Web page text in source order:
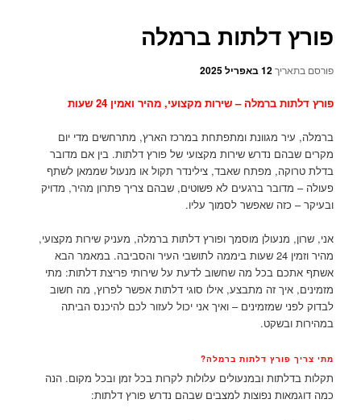
פורץ דלתות ברמלה
פורסם בתאריך12 באפריל 2025
פורץ דלתות ברמלה – שירות מקצועי, מהיר ואמין 24 שעות
ברמלה, עיר מגוונת ומתפתחת במרכז הארץ, מתרחשים מדי יום
מקרים שבהם נדרש שירות מקצועי של פורץ דלתות. בין אם מדובר
בדלת טרוקה, מפתח שאבד, צילינדר תקול או מנעול שממאן לשתף
פעולה – מדובר ברגעים לא פשוטים, שבהם צריך פתרון מהיר, מדויק
ובעיקר – כזה שאפשר לסמוך עליו.
אני, שרון, מנעולן מוסמך ופורץ דלתות ברמלה, מעניק שירות מקצועי,
מהיר וזמין 24 שעות ביממה לתושבי העיר והסביבה. במאמר הבא
אשתף אתכם בכל מה שחשוב לדעת על שירותי פריצת דלתות: מתי
מזמינים, איך זה מתבצע, אילו סוגי דלתות אפשר לפרוץ, מה חשוב
לבדוק לפני שמזמינים – ואיך אני יכול לעזור לכם להיכנס הביתה
במהירות ובשקט.
מתי צריך פורץ דלתות ברמלה?
תקלות בדלתות ובמנעולים עלולות לקרות בכל זמן ובכל מקום. הנה
כמה דוגמאות נפוצות למצבים שבהם נדרש פורץ דלתות: